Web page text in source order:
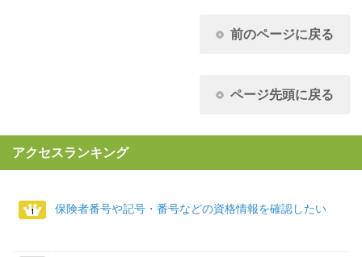
前のページに戻る
ページ先頭に戻る
アクセスランキング
保険者番号や記号・番号などの資格情報を確認したい